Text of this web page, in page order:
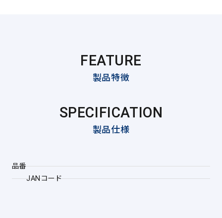
FEATURE
製品特徴
SPECIFICATION
製品仕様
品番
JANコード